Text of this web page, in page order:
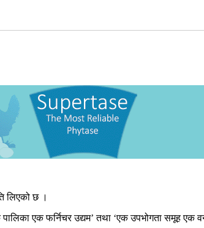
लिएको छ ।
एक फर्निचर उद्यम’ तथा ‘एक उपभोगता समूह एक